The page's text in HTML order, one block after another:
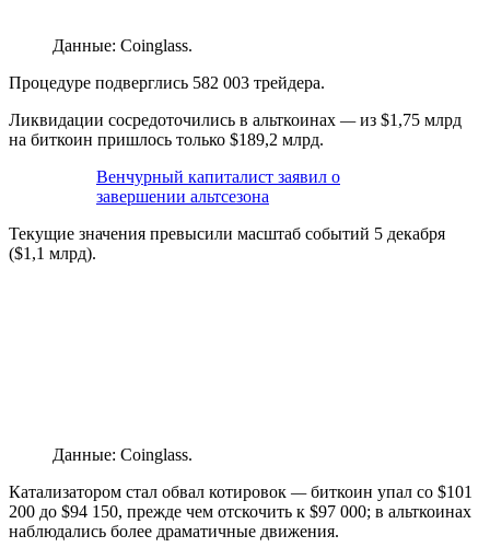
Данные: Coinglass.
Процедуре подверглись 582 003 трейдера.
Ликвидации сосредоточились в альткоинах —из $1,75 млрд
на биткоин пришлось только $189,2 млрд.
Венчурный капиталист заявил о
завершении альтсезона
Текущие значения превысили масштаб событий 5 декабря
($1,1 млрд).
Данные: Coinglass.
Катализатором стал обвал котировок —биткоин упал со $101
200 до $94 150, прежде чем отскочить к $97 000; в альткоинах
наблюдались более драматичные движения.